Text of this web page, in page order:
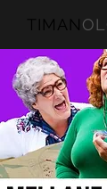
TIMAN